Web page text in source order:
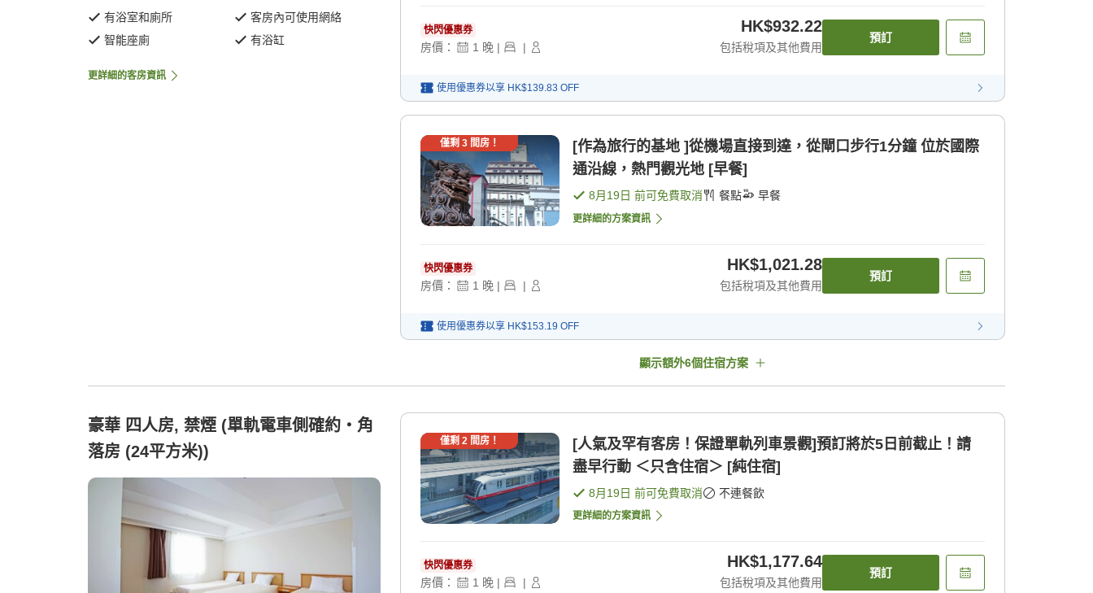
有浴室和廁所
客房內可使用網絡
智能座廁
有浴缸
更詳細的客房資訊
快閃優惠券
房價： 1 晚 | |
HK$932.22
包括稅項及其他費用
預訂
使用優惠券以享 HK$139.83 OFF
僅剩 3間房！
[作為旅行的基地 ]從機場直接到達，從閘口步行1分鐘 位於國際
通沿線，熱門觀光地 [早餐]
8月19日 前可免費取消 餐點 早餐
更詳細的方案資訊
快閃優惠券
房價： 1 晚 | |
HK$1,021.28
包括稅項及其他費用
預訂
使用優惠券以享 HK$153.19 OFF
顯示額外6個住宿方案
豪華 四人房, 禁煙 (單軌電車側確約・角
落房 (24平方米))
僅剩 2 間房！
[人氣及罕有客房！保證單軌列車景觀]預訂將於5日前截止！請
盡早行動 ＜只含住宿＞ [純住宿]
8月19日 前可免費取消 不連餐飲
更詳細的方案資訊
快閃優惠券
房價： 1 晚 | |
HK$1,177.64
包括稅項及其他費用
預訂